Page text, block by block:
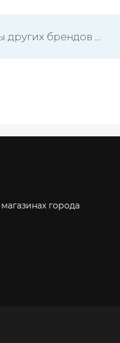
других брендов →
города